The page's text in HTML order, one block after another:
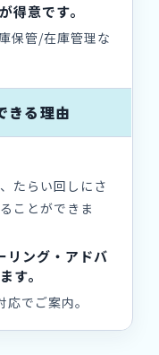
得意です。
保管/在庫管理な
きる理由
たらい回しにさ
ことができま
リング・アドバ
す。
でご案内。